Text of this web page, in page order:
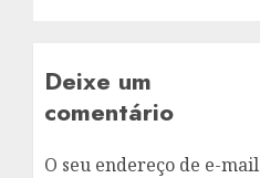
Deixe um
comentário
O seu endereço de e-mail